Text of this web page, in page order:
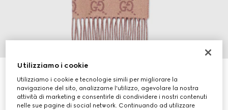
CHF 560
Utilizziamo i cookie
Utilizziamo i cookie e tecnologie simili per migliorare la
navigazione del sito, analizzarne l'utilizzo, agevolare la nostra
attività di marketing e consentirle di condividere i nostri contenuti
nelle sue pagine di social network. Continuando ad utilizzare